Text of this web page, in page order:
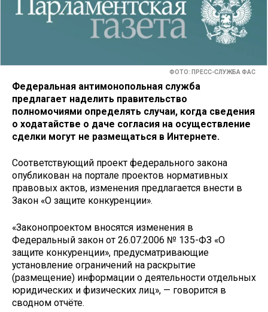
ФОТО: ПРЕСС-СЛУЖБА ФАС
Федеральная антимонопольная служба
предлагает наделить правительство
полномочиями определять случаи, когда сведения
о ходатайстве о даче согласия на осуществление
сделки могут не размещаться в Интернете.
Соответствующий проект федерального закона
опубликован на портале проектов нормативных
правовых актов, изменения предлагается внести в
Закон «О защите конкуренции».
«Законопроектом вносятся изменения в
Федеральный закон от 26.07.2006 № 135-ФЗ «О
защите конкуренции», предусматривающие
установление ограничений на раскрытие
(размещение) информации о деятельности отдельных
юридических и физических лиц», — говорится в
сводном отчёте.